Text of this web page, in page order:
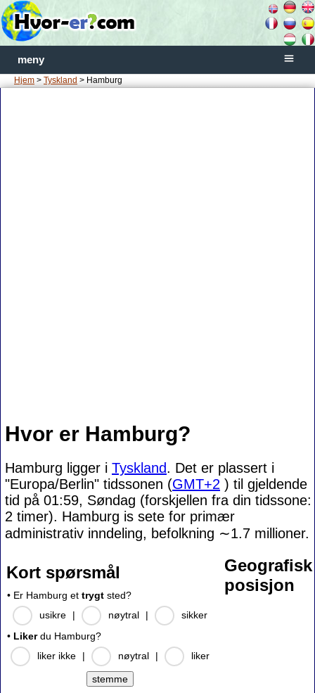
meny
Hjem > Tyskland > Hamburg
Hvor er Hamburg?
Hamburg ligger i Tyskland. Det er plassert i
"Europa/Berlin" tidssonen (GMT+2 ) til gjeldende
tid på 01:59, Søndag (forskjellen fra din tidssone:
2 timer). Hamburg is sete for primær
administrativ inndeling, befolkning ∼1.7 millioner.
Kort spørsmål
• Er Hamburg et trygt sted?
usikre
| nøytral |
sikker
• Likerdu Hamburg?
liker ikke
| nøytral | liker
Geografisk
posisjon